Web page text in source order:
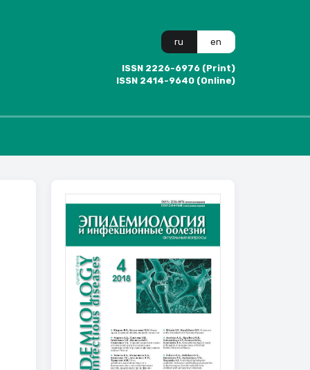
ru en
ISSN 2226-6976 (Print)
ISSN 2414-9640 (Online)